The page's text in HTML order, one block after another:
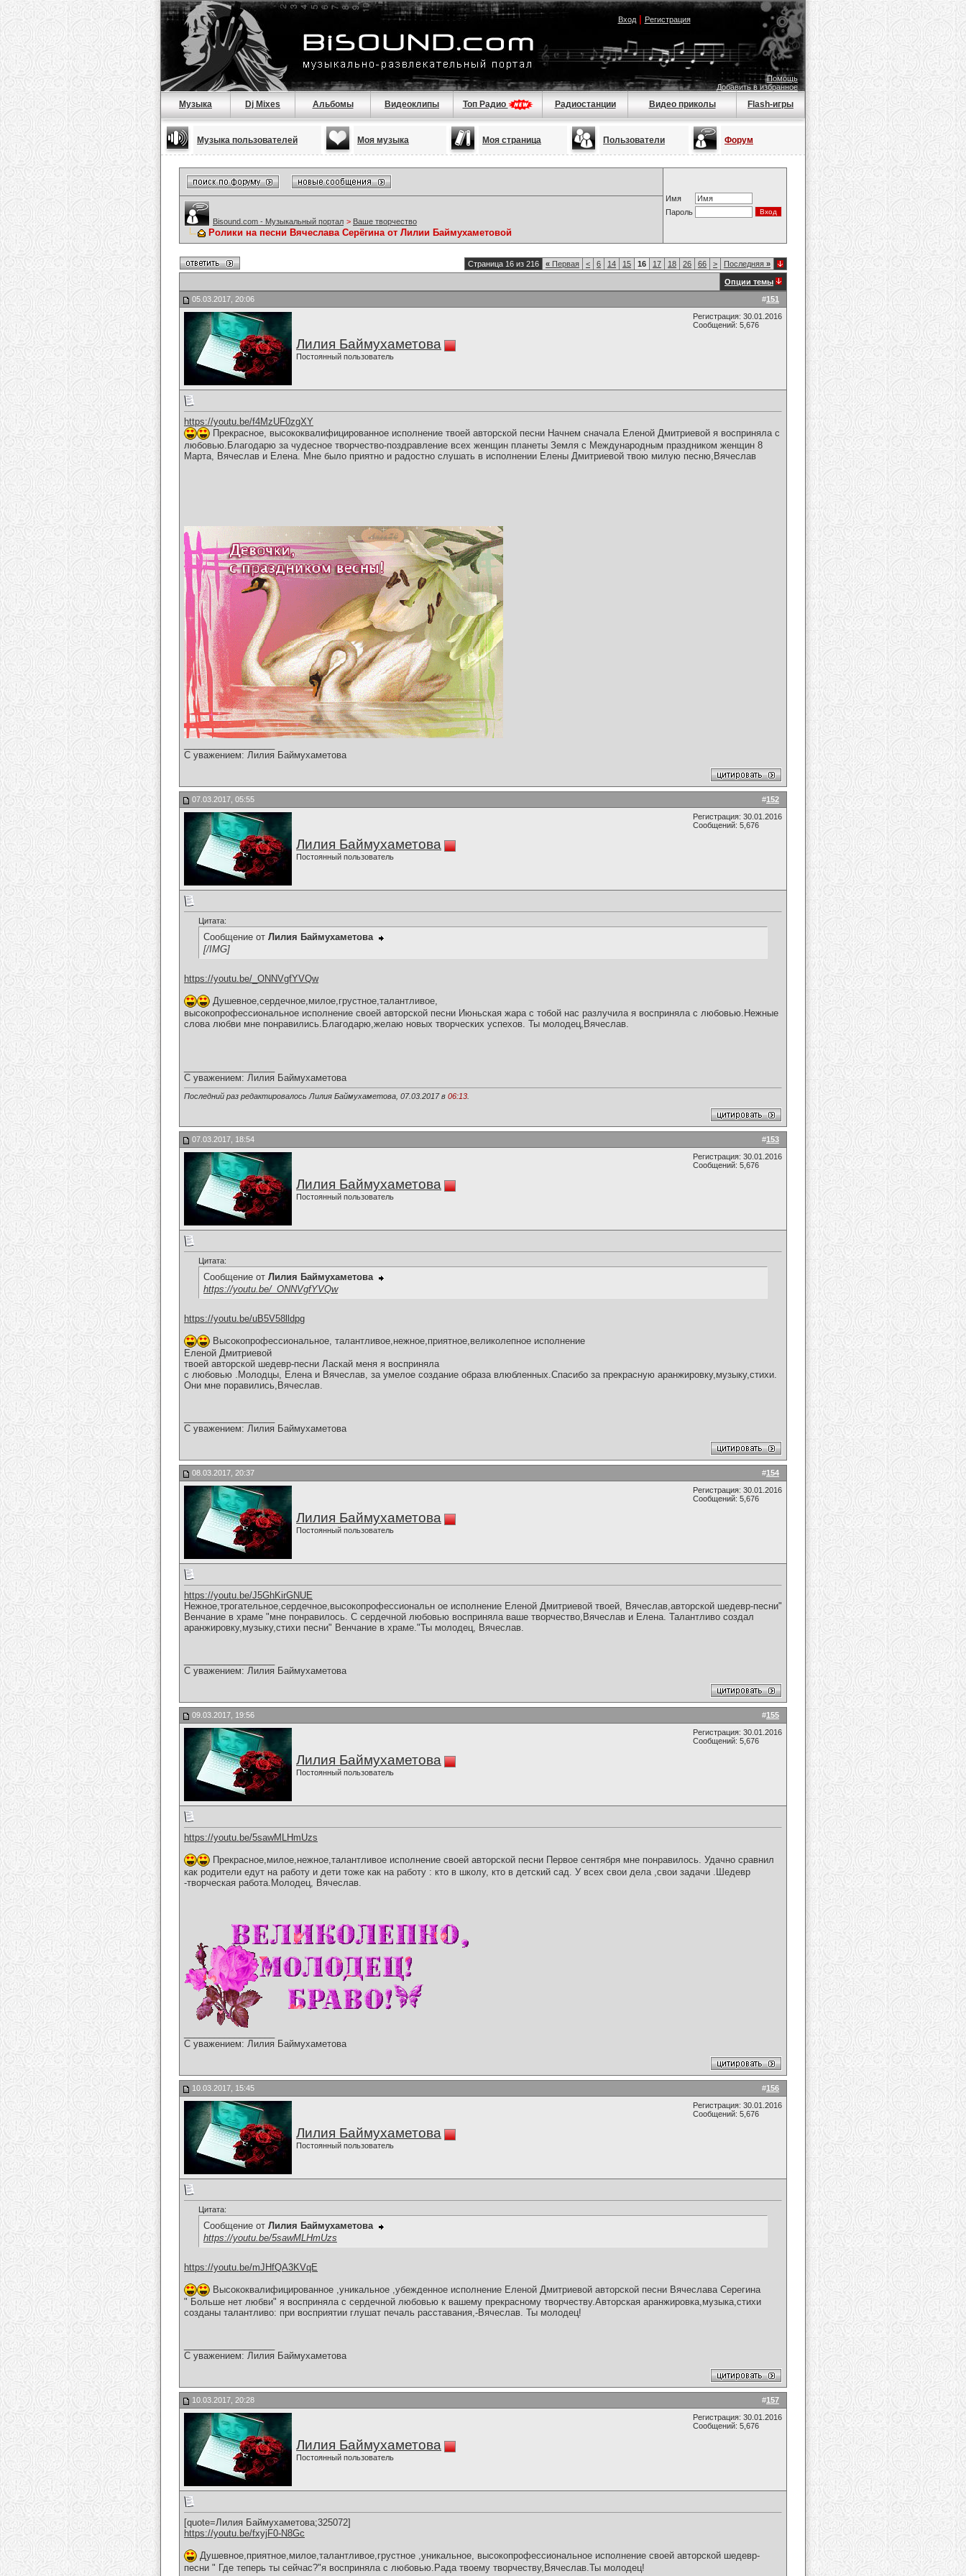
Вход| Регистрация
Помощь
Добавить в избранное
Музыка Dj Mixes Альбомы Видеоклипы Топ Радио Радиостанции Видео приколы Flash-игры
Музыка пользователей Моя музыка Моя страница Пользователи Форум
Имя
Пароль
Bisound.com - Музыкальный портал > Ваше творчество
Ролики на песни Вячеслава Серёгина от Лилии Баймухаметовой
Страница 16 из 216 « Первая < 6 14 15 16 17 18 26 66 > Последняя »
Опции темы
#151
05.03.2017, 20:06
Лилия Баймухаметова
Постоянный пользователь
Регистрация: 30.01.2016
Сообщений: 5,676
https://youtu.be/f4MzUF0zgXY
Прекрасное, высококвалифицированное исполнение твоей авторской песни Начнем сначала Еленой Дмитриевой я восприняла с
любовью.Благодарю за чудесное творчество-поздравление всех женщин планеты Земля с Международным праздником женщин 8
Марта, Вячеслав и Елена. Мне было приятно и радостно слушать в исполнении Елены Дмитриевой твою милую песню,Вячеслав
С уважением: Лилия Баймухаметова
#152
07.03.2017, 05:55
Лилия Баймухаметова
Постоянный пользователь
Регистрация: 30.01.2016
Сообщений: 5,676
Цитата:
Сообщение от Лилия Баймухаметова
[/IMG]
https://youtu.be/_ONNVgfYVQw
Душевное,сердечное,милое,грустное,талантливое,
высокопрофессиональное исполнение своей авторской песни Июньская жара с тобой нас разлучила я восприняла с любовью.Нежные
слова любви мне понравились.Благодарю,желаю новых творческих успехов. Ты молодец,Вячеслав.
С уважением: Лилия Баймухаметова
Последний раз редактировалось Лилия Баймухаметова, 07.03.2017 в 06:13
#153
07.03.2017, 18:54
Лилия Баймухаметова
Постоянный пользователь
Регистрация: 30.01.2016
Сообщений: 5,676
Цитата:
Сообщение от Лилия Баймухаметова
https://youtu.be/_ONNVgfYVQw
https://youtu.be/uB5V58lldpg
Высокопрофессиональное, талантливое,нежное,приятное,великолепное исполнение
Еленой Дмитриевой
твоей авторской шедевр-песни Ласкай меня я восприняла
с любовью .Молодцы, Елена и Вячеслав, за умелое создание образа влюбленных.Спасибо за прекрасную аранжировку,музыку,стихи.
Они мне поравились,Вячеслав.
С уважением: Лилия Баймухаметова
#154
08.03.2017, 20:37
Лилия Баймухаметова
Постоянный пользователь
Регистрация: 30.01.2016
Сообщений: 5,676
https://youtu.be/J5GhKirGNUE
Нежное,трогательное,сердечное,высокопрофессиональн ое исполнение Еленой Дмитриевой твоей, Вячеслав,авторской шедевр-песни"
Венчание в храме "мне понравилось. С сердечной любовью восприняла ваше творчество,Вячеслав и Елена. Талантливо создал
аранжировку,музыку,стихи песни" Венчание в храме."Ты молодец, Вячеслав.
С уважением: Лилия Баймухаметова
#155
09.03.2017, 19:56
Лилия Баймухаметова
Постоянный пользователь
Регистрация: 30.01.2016
Сообщений: 5,676
https://youtu.be/5sawMLHmUzs
Прекрасное,милое,нежное,талантливое исполнение своей авторской песни Первое сентября мне понравилось. Удачно сравнил
как родители едут на работу и дети тоже как на работу : кто в школу, кто в детский сад. У всех свои дела ,свои задачи .Шедевр
-творческая работа.Молодец, Вячеслав.
С уважением: Лилия Баймухаметова
#156
10.03.2017, 15:45
Лилия Баймухаметова
Постоянный пользователь
Регистрация: 30.01.2016
Сообщений: 5,676
Цитата:
Сообщение от Лилия Баймухаметова
https://youtu.be/5sawMLHmUzs
https://youtu.be/mJHfQA3KVqE
Высококвалифицированное ,уникальное ,убежденное исполнение Еленой Дмитриевой авторской песни Вячеслава Серегина
" Больше нет любви" я восприняла с сердечной любовью к вашему прекрасному творчеству.Авторская аранжировка,музыка,стихи
созданы талантливо: при восприятии глушат печаль расставания,-Вячеслав. Ты молодец!
С уважением: Лилия Баймухаметова
#157
10.03.2017, 20:28
Лилия Баймухаметова
Постоянный пользователь
Регистрация: 30.01.2016
Сообщений: 5,676
[quote=Лилия Баймухаметова;325072]
https://youtu.be/fxyjF0-N8Gc
Душевное,приятное,милое,талантливое,грустное ,уникальное, высокопрофессиональное исполнение своей авторской шедевр-
песни " Где теперь ты сейчас?"я восприняла с любовью.Рада твоему творчеству,Вячеслав.Ты молодец!